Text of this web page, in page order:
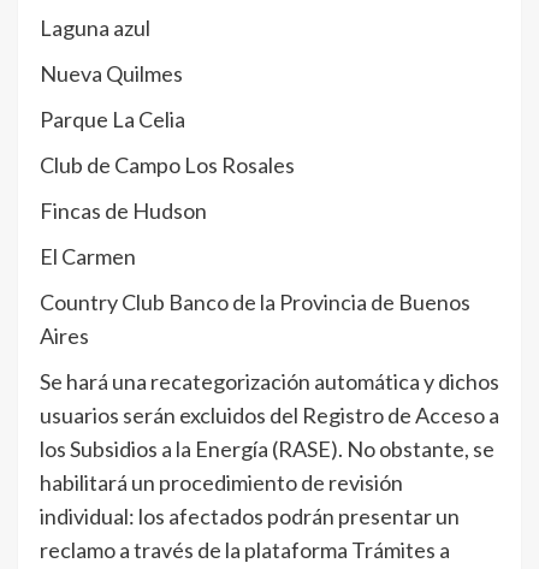
Laguna azul
Nueva Quilmes
Parque La Celia
Club de Campo Los Rosales
Fincas de Hudson
El Carmen
Country Club Banco de la Provincia de Buenos
Aires
Se hará una recategorización automática y dichos
usuarios serán excluidos del Registro de Acceso a
los Subsidios a la Energía (RASE). No obstante, se
habilitará un procedimiento de revisión
individual: los afectados podrán presentar un
reclamo a través de la plataforma Trámites a